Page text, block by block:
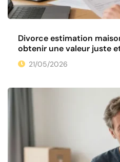
Divorce estimation
obtenir une valeur juste
21/05/2026